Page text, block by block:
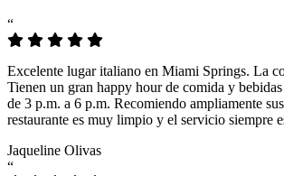
“
Excelente lugar italiano en Miami Springs. La
Tienen un gran happy hour de comida y
de 3 p.m. a 6 p.m. Recomiendo ampliamente
restaurante es muy limpio y el servicio siempre
Jaqueline Olivas
“